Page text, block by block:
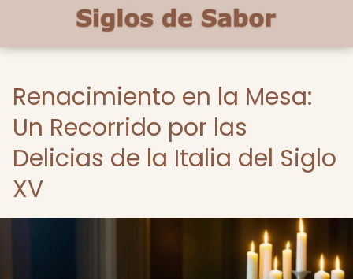
Renacimiento en la Mesa:
Un Recorrido por las
Delicias de la Italia del Siglo
XV